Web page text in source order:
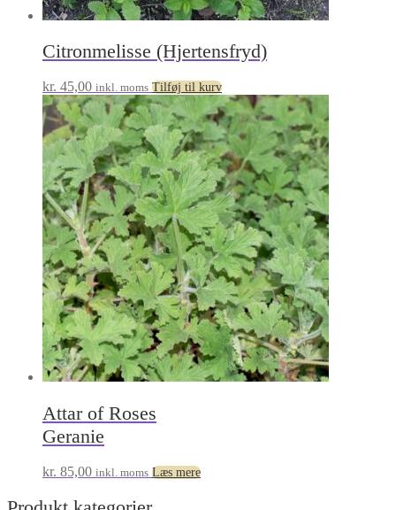
Citronmelisse (Hjertensfryd)
kr. 45,00 inkl. moms Tilføj til kurv
Attar of Roses
Geranie
kr. 85,00 inkl. moms Læs mere